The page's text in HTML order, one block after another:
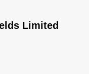
Limited